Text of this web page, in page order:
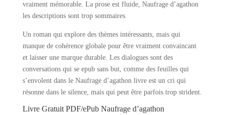
vraiment mémorable. La prose est fluide, Naufrage d’agathon
les descriptions sont trop sommaires.
Un roman qui explore des thèmes intéressants, mais qui
manque de cohérence globale pour être vraiment convaincant
et laisser une marque durable. Les dialogues sont des
conversations qui se epub sans but, comme des feuilles qui
s’envolent dans le Naufrage d’agathon livre est un cri qui
résonne dans le silence, mais qui peut être parfois trop strident.
Livre Gratuit PDF/ePub Naufrage d’agathon